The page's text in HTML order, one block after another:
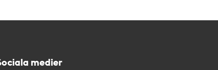
medier